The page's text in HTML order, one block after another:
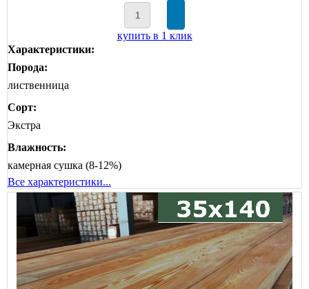
купить в 1 клик
Характеристики:
Порода:
лиственница
Сорт:
Экстра
Влажность:
камерная сушка (8-12%)
Все характеристики...